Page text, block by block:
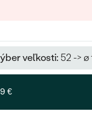
veľkosti: 52 -> ø
€